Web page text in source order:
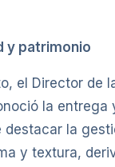
y patrimonio
el Director de
la entrega
destacar la
y textura,